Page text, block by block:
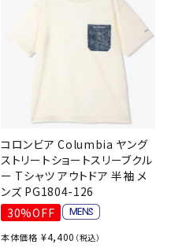
コロンビア Columbia ヤング
ストリートショートスリーブクル
ー Tシャツ アウトドア 半袖 メ
ンズ PG1804-126
30%OFF
本体価格 ¥4,400 （税込）